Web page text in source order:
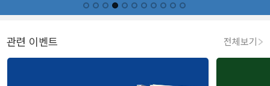
관련 이벤트 전체보기